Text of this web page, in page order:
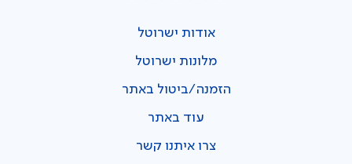
אודות ישרוטל
מלונות ישרוטל
הזמנה/ביטול באתר
עוד באתר
צרו איתנו קשר